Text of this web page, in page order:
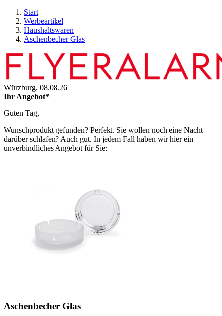
Start
Werbeartikel
Haushaltswaren
Aschenbecher Glas
Würzburg, 08.08.26
Ihr Angebot*
Guten Tag,
Wunschprodukt gefunden? Perfekt. Sie wollen noch eine Nacht
darüber schlafen? Auch gut. In jedem Fall haben wir hier ein
unverbindliches Angebot für Sie:
Aschenbecher Glas